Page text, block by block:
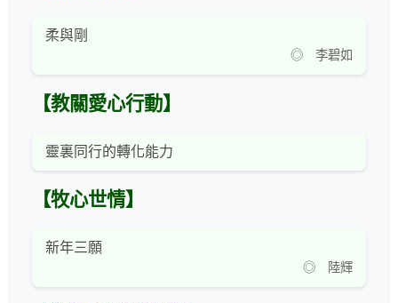
柔與剛
◎ 李碧如
【教關愛心行動】
靈裏同行的轉化能力
【牧心世情】
新年三願
◎ 陸輝